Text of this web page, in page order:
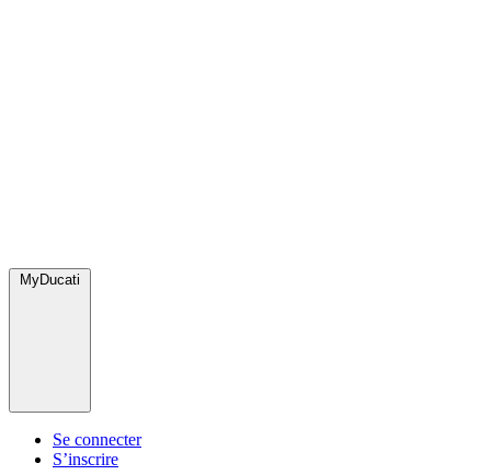
MyDucati
Se connecter
S’inscrire